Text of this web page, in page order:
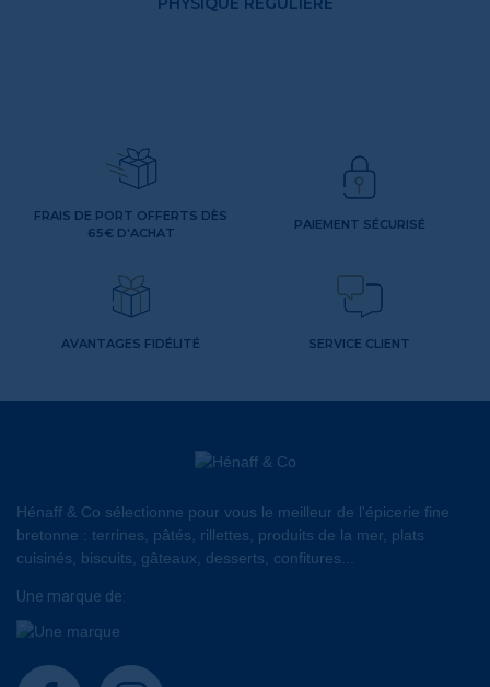
FRAIS DE PORT OFFERTS DÈS
65€ D'ACHAT
PAIEMENT SÉCURISÉ
AVANTAGES FIDÉLITÉ SERVICE CLIENT
Hénaff & Co sélectionne pour vous le meilleur de l'épicerie fine
bretonne : terrines, pâtés, rillettes, produits de la mer, plats
cuisinés, biscuits, gâteaux, desserts, confitures...
Une marque de:
facebook instagram